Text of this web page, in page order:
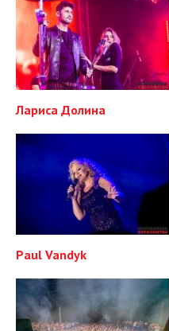
Лариса Долина
Paul Vandyk